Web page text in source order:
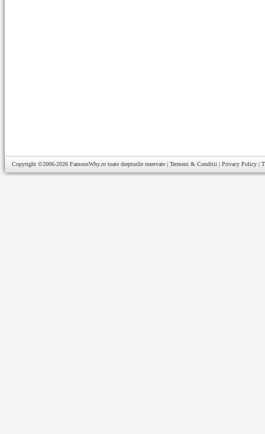
Copyright ©2006-2026 FamousWhy.ro toate drepturile rezervate | Termeni & Conditii | Privacy Policy |